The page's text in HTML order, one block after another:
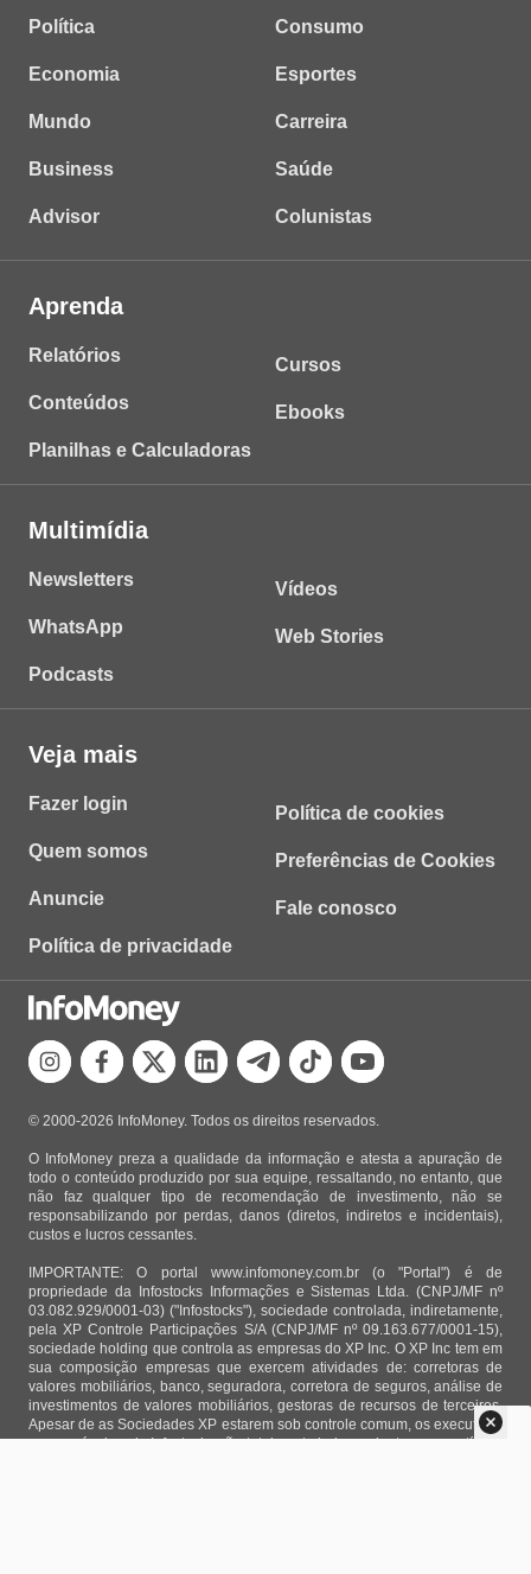
Política
Economia
Mundo
Business
Advisor
Consumo
Esportes
Carreira
Saúde
Colunistas
Aprenda
Relatórios
Conteúdos
Planilhas e Calculadoras
Cursos
Ebooks
Multimídia
Newsletters
WhatsApp
Podcasts
Vídeos
Web Stories
Veja mais
Fazer login
Quem somos
Anuncie
Política de privacidade
Política de cookies
Preferências de Cookies
Fale conosco
© 2000-2026 InfoMoney. Todos os direitos reservados.
O InfoMoney preza a qualidade da informação e atesta a apuração de
todo o conteúdo produzido por sua equipe, ressaltando, no entanto, que
não faz qualquer tipo de recomendação de investimento, não se
responsabilizando por perdas, danos (diretos, indiretos e incidentais),
custos e lucros cessantes.
IMPORTANTE: O portal www.infomoney.com.br (o "Portal") é de
propriedade da Infostocks Informações e Sistemas Ltda. (CNPJ/MF nº
03.082.929/0001-03) ("Infostocks"), sociedade controlada, indiretamente,
pela XP Controle Participações S/A (CNPJ/MF nº 09.163.677/0001-15),
sociedade holding que controla as empresas do XP Inc. O XP Inc tem em
sua composição empresas que exercem atividades de: corretoras de
valores mobiliários, banco, seguradora, corretora de seguros, análise de
investimentos de valores mobiliários, gestoras de recursos de terceiros.
Apesar de as Sociedades XP estarem sob controle comum, os executivos
responsáveis pela Infostocks são totalmente independentes e as notícias,